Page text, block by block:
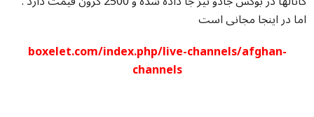
اما در اینجا مجانی است
boxelet.com/index.php/live-channels/afghan-
channels